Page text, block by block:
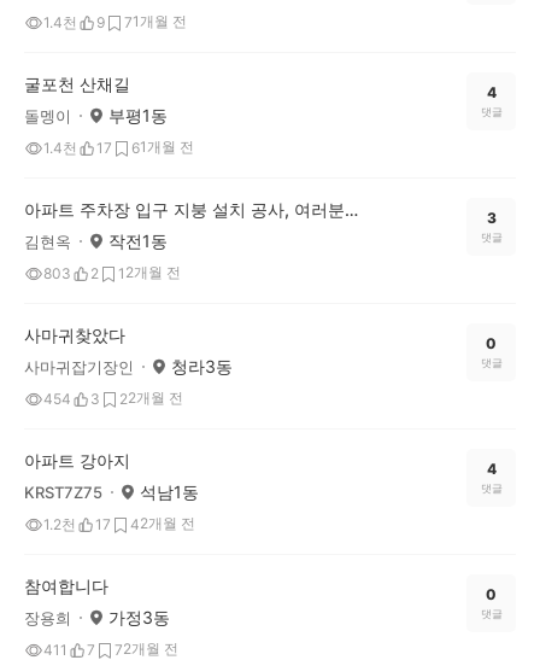
1.4천 9 71개월 전
굴포천 산채길
돌멩이 부평1동
1.4천 17 61개월 전
4
댓글
아파트 주차장 입구 지붕 설치 공사, 여러분은 어떻게 생각하시나요?
김현옥 작전1동
803 2 1 2개월 전
3
댓글
사마귀찾았다
사마귀잡기장인 청라3동
454 3 22개월 전
0
댓글
아파트 강아지
KRST7Z75 석남1동
1.2천 17 42개월 전
4
댓글
참여합니다
장용희 가정3동
411 7 72개월 전
0
댓글